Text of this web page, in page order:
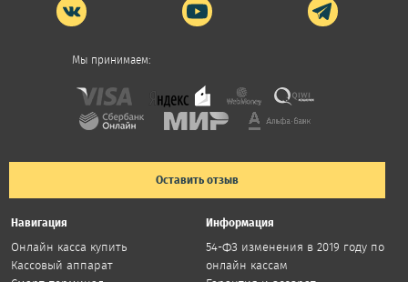
Мы принимаем:
Оставить отзыв
Навигация
Онлайн касса купить
Кассовый аппарат
Информация
54-ФЗ изменения в 2019 году по
онлайн кассам